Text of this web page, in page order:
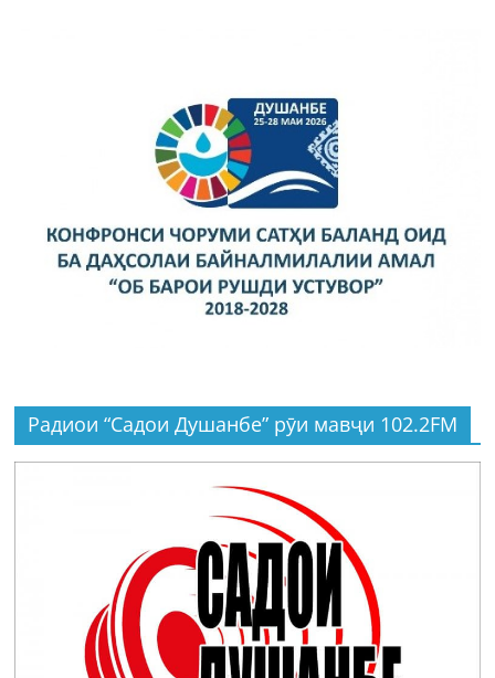
Радиои “Садои Душанбе” рӯи мавҷи 102.2FM